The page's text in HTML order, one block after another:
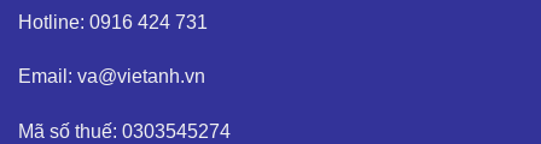
Hotline: 0916 424 731
Email: va@vietanh.vn
Mã số thuế: 0303545274